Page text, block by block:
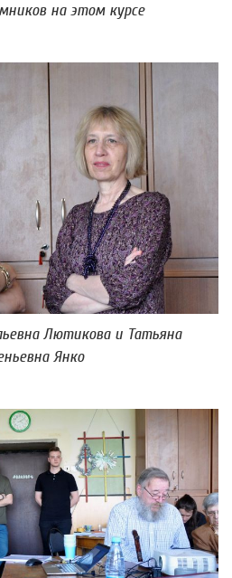
на этом курсе
Лютикова и Татьяна
Янко